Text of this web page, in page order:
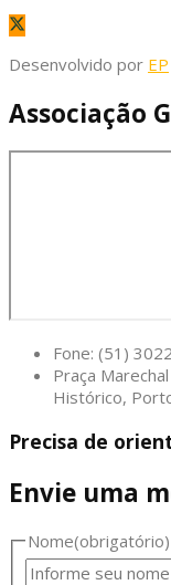
Desenvolvido por EP
Associação
Fone: (51)
Praça
Histórico,
Precisa de
Envie uma
Nome(obrigatório)